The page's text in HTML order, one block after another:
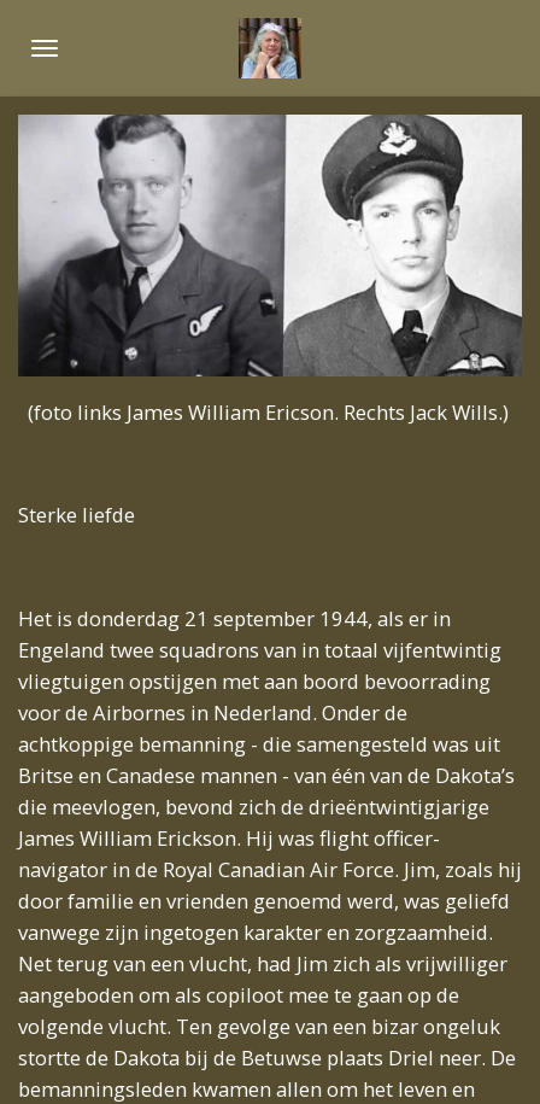
direct
de
hoofdinhoud
(foto links James William Ericson. Rechts Jack Wills.)
Sterke liefde
Het is donderdag 21 september 1944, als er in
Engeland twee squadrons van in totaal vijfentwintig
vliegtuigen opstijgen met aan boord bevoorrading
voor de Airbornes in Nederland. Onder de
achtkoppige bemanning - die samengesteld was uit
Britse en Canadese mannen - van één van de Dakota’s
die meevlogen, bevond zich de drieëntwintigjarige
James William Erickson. Hij was flight officer-
navigator in de Royal Canadian Air Force. Jim, zoals hij
door familie en vrienden genoemd werd, was geliefd
vanwege zijn ingetogen karakter en zorgzaamheid.
Net terug van een vlucht, had Jim zich als vrijwilliger
aangeboden om als copiloot mee te gaan op de
volgende vlucht. Ten gevolge van een bizar ongeluk
stortte de Dakota bij de Betuwse plaats Driel neer. De
bemanningsleden kwamen allen om het leven en